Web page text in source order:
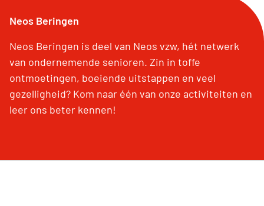
Neos Beringen
Neos Beringen is deel van Neos vzw, hét netwerk
van ondernemende senioren. Zin in toffe
ontmoetingen, boeiende uitstappen en veel
gezelligheid? Kom naar één van onze activiteiten en
leer ons beter kennen!